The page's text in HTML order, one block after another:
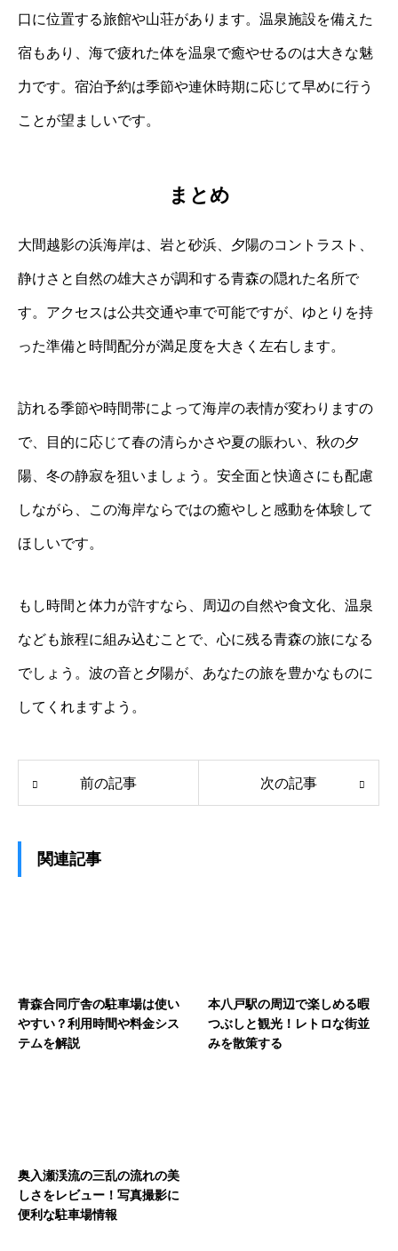
口に位置する旅館や山荘があります。温泉施設を備えた
宿もあり、海で疲れた体を温泉で癒やせるのは大きな魅
力です。宿泊予約は季節や連休時期に応じて早めに行う
ことが望ましいです。
まとめ
大間越影の浜海岸は、岩と砂浜、夕陽のコントラスト、
静けさと自然の雄大さが調和する青森の隠れた名所で
す。アクセスは公共交通や車で可能ですが、ゆとりを持
った準備と時間配分が満足度を大きく左右します。
訪れる季節や時間帯によって海岸の表情が変わりますの
で、目的に応じて春の清らかさや夏の賑わい、秋の夕
陽、冬の静寂を狙いましょう。安全面と快適さにも配慮
しながら、この海岸ならではの癒やしと感動を体験して
ほしいです。
もし時間と体力が許すなら、周辺の自然や食文化、温泉
なども旅程に組み込むことで、心に残る青森の旅になる
でしょう。波の音と夕陽が、あなたの旅を豊かなものに
してくれますよう。
前の記事 次の記事
関連記事
青森合同庁舎の駐車場は使い
やすい？利用時間や料金シス
テムを解説
本八戸駅の周辺で楽しめる暇
つぶしと観光！レトロな街並
みを散策する
奥入瀬渓流の三乱の流れの美
しさをレビュー！写真撮影に
便利な駐車場情報